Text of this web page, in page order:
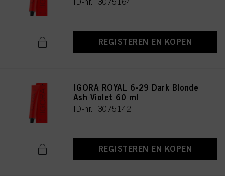
REGISTEREN EN KOPEN
IGORA ROYAL 6-29 Dark Blonde
Ash Violet 60 ml
ID-nr. 3075142
REGISTEREN EN KOPEN